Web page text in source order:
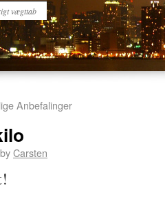
vægttab
Anbefalinger
byCarsten